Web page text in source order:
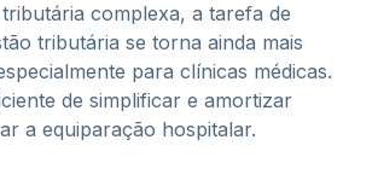
complexa, a tarefa de
tributária se torna ainda mais
para clínicas médicas.
de simplificar e amortizar
a equiparação hospitalar.